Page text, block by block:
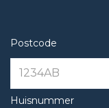
Postcode
Huisnummer